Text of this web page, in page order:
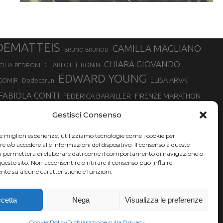
Gestisci Consenso
migliori esperienze, utilizziamo tecnologie come i cookie per
e/o accedere alle informazioni del dispositivo. Il consenso a queste
permetterà di elaborare dati come il comportamento di navigazione o
sito. Non acconsentire o ritirare il consenso può influire
su alcune caratteristiche e funzioni.
Nega Visualizza le preferenze
BRUNO BRUNOD CAMILLA MAGLIANO
PEDRONI CHARLOTTE BONIN CHIARA GIOVANDO
Dodecarun EDWARD YOUNG ELISA ARVAT
FABIOLA CONTI FEDERICA BARAILLER FIRENZE MARATHON
GIOVANNA EPIS GIULIANO CAVALLO
DI TORINO MARATONINA MARCELLA BELLETTI MARCO OLMO
MONVISO VERTICAL RACE NADIA BATTOCLETTI
BONALDI SILVIA RAMPAZZO
CHEVRIER YEMAN CRIPPA